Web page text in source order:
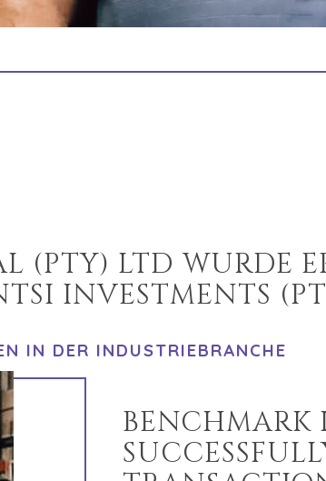
(PTY) LTD WURDE
INVESTMENTS
IN DER INDUSTRIEBRANCHE